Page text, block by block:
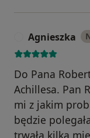
Agnieszka
Do Pana
Achillesa. Pan
mi z jakim
będzie
trwała kilka